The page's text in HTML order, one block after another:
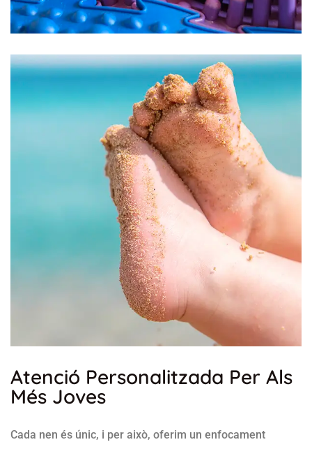
Atenció Personalitzada Per Als
Més Joves
Cada nen és únic, i per això, oferim un enfocament